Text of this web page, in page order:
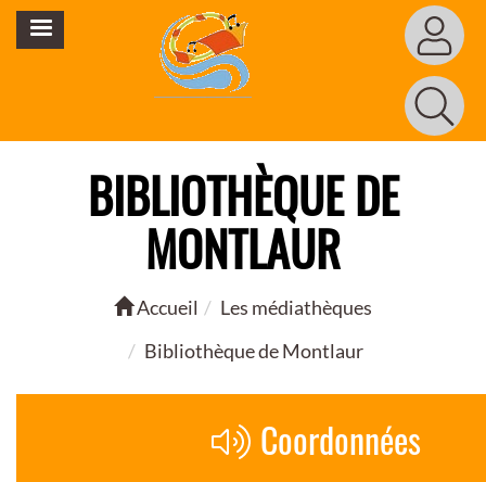
Aller
BIBLIOTHÈQUE DE
MONTLAUR
Accueil
Les médiathèques
Bibliothèque de Montlaur
Coordonnées